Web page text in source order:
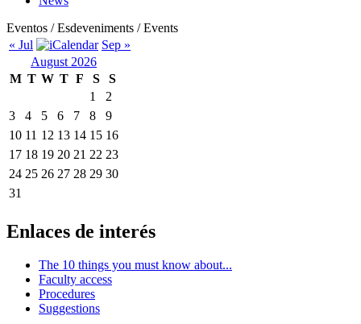
Eventos / Esdeveniments / Events
« Jul
Sep »
August 2026
M T W T F S
S
1
2
3
4 5 6 7 8
9
10 11 12 13 14 15 16
17 18 19 20 21 22 23
24 25 26 27 28 29 30
31
Enlaces de interés
The 10 things you must know about...
Faculty access
Procedures
Suggestions